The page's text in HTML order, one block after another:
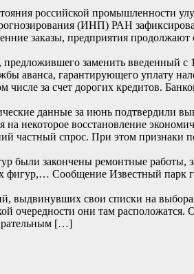
российской промышленности
(ИНП) РАН
заказы, предприятия
заменить введенный
аванса, гарантирующего уплату
числе за счет дорогих кредитов.
данные за июнь подтвердили
некоторое восстановление
частный спрос. При этом признаки
были закончены ремонтные работы,
фигур,… Сообщение Известный
выдвинувших свои списки на
очередности они там
[…]